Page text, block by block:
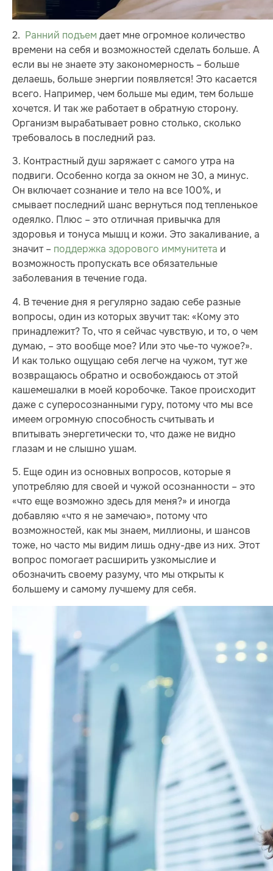
2. Ранний подъем дает мне огромное количество
времени на себя и возможностей сделать больше. А
если вы не знаете эту закономерность – больше
делаешь, больше энергии появляется! Это касается
всего. Например, чем больше мы едим, тем больше
хочется. И так же работает в обратную сторону.
Организм вырабатывает ровно столько, сколько
требовалось в последний раз.
3. Контрастный душ заряжает с самого утра на
подвиги. Особенно когда за окном не 30, а минус.
Он включает сознание и тело на все 100%, и
смывает последний шанс вернуться под тепленькое
одеялко. Плюс – это отличная привычка для
здоровья и тонуса мышц и кожи. Это закаливание, а
значит – поддержка здорового иммунитета и
возможность пропускать все обязательные
заболевания в течение года.
4. В течение дня я регулярно задаю себе разные
вопросы, один из которых звучит так: «Кому это
принадлежит? То, что я сейчас чувствую, и то, о чем
думаю, – это вообще мое? Или это чье-то чужое?».
И как только ощущаю себя легче на чужом, тут же
возвращаюсь обратно и освобождаюсь от этой
кашемешалки в моей коробочке. Такое происходит
даже с суперосознанными гуру, потому что мы все
имеем огромную способность считывать и
впитывать энергетически то, что даже не видно
глазам и не слышно ушам.
5. Еще один из основных вопросов, которые я
употребляю для своей и чужой осознанности – это
«что еще возможно здесь для меня?» и иногда
добавляю «что я не замечаю», потому что
возможностей, как мы знаем, миллионы, и шансов
тоже, но часто мы видим лишь одну-две из них. Этот
вопрос помогает расширить узкомыслие и
обозначить своему разуму, что мы открыты к
большему и самому лучшему для себя.